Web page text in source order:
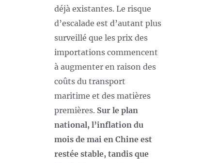
déjà existantes. Le risque
d’escalade est d’autant plus
surveillé que les prix des
importations commencent
à augmenter en raison des
coûts du transport
maritime et des matières
premières. Sur le plan
national, l’inflation du
mois de mai en Chine est
restée stable, tandis que